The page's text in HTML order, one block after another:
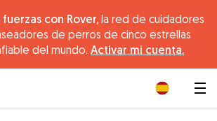
con Rover, la red de cuidadores
de perros de cinco estrellas
del mundo. Activar mi cuenta.